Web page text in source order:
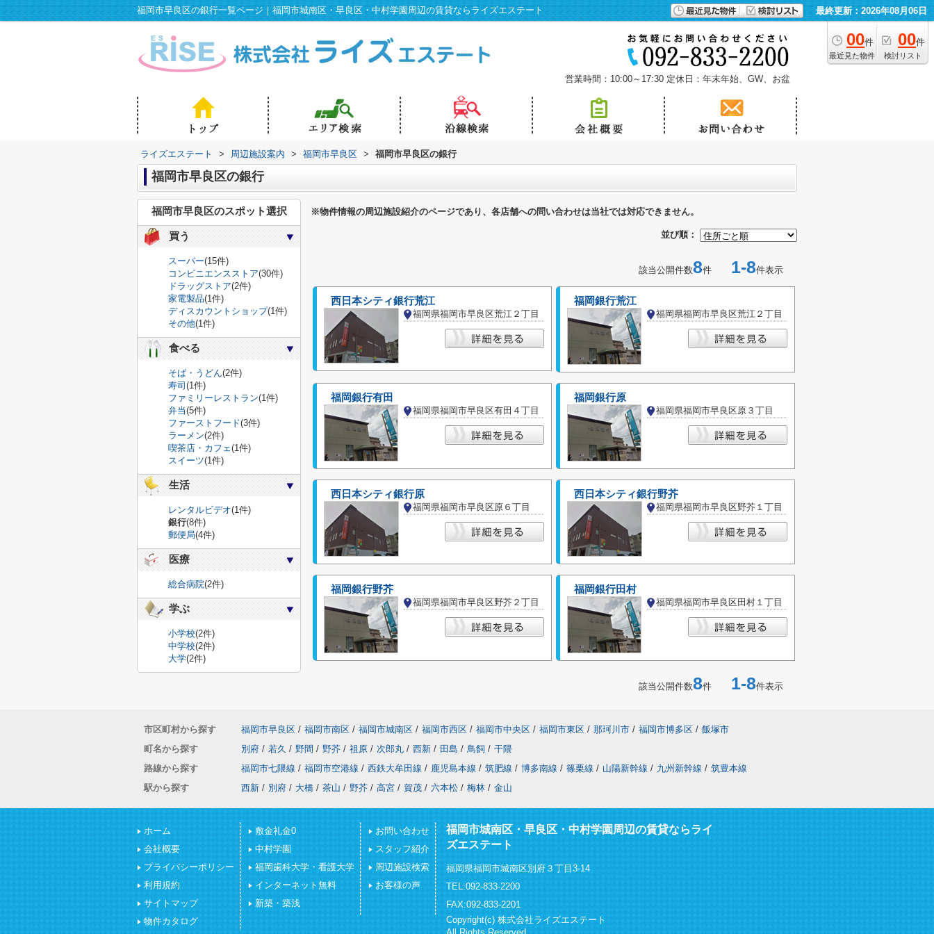
福岡市早良区の銀行一覧ページ｜福岡市城南区・早良区・中村学園周辺の賃貸ならライズエステート 最終更新：2026年08月06日
00件
最近見た物件
00件
検討リスト
営業時間：10:00～17:30 定休日：年末年始、GW、お盆
ライズエステート > 周辺施設案内 > 福岡市早良区 > 福岡市早良区の銀行
福岡市早良区の銀行
※物件情報の周辺施設紹介のページであり、各店舗への問い合わせは当社では対応できません。
並び順：
該当公開件数8件 1-8件表示
西日本シティ銀行荒江
福岡県福岡市早良区荒江２丁目
福岡銀行荒江
福岡県福岡市早良区荒江２丁目
福岡銀行有田
福岡県福岡市早良区有田４丁目
福岡銀行原
福岡県福岡市早良区原３丁目
西日本シティ銀行原
福岡県福岡市早良区原６丁目
西日本シティ銀行野芥
福岡県福岡市早良区野芥１丁目
福岡銀行野芥
福岡県福岡市早良区野芥２丁目
福岡銀行田村
福岡県福岡市早良区田村１丁目
該当公開件数8件 1-8件表示
福岡市早良区のスポット選択
買う
スーパー(15件)
コンビニエンスストア(30件)
ドラッグストア(2件)
家電製品(1件)
ディスカウントショップ(1件)
その他(1件)
食べる
そば・うどん(2件)
寿司 (1件)
ファミリーレストラン(1件)
弁当(5件)
ファーストフード(3件)
ラーメン(2件)
喫茶店・カフェ(1件)
スイーツ(1件)
生活
レンタルビデオ(1件)
銀行(8件)
郵便局(4件)
医療
総合病院(2件)
学ぶ
小学校(2件)
中学校(2件)
大学(2件)
市区町村から探す 福岡市早良区 / 福岡市南区 / 福岡市城南区 / 福岡市西区 / 福岡市中央区 / 福岡市東区 / 那珂川市 / 福岡市博多区 / 飯塚市
町名から探す
別府 / 若久 / 野間 / 野芥 / 祖原 / 次郎丸 / 西新 / 田島 / 鳥飼 / 干隈
路線から探す
福岡市七隈線 / 福岡市空港線 / 西鉄大牟田線 / 鹿児島本線 / 筑肥線 / 博多南線 / 篠栗線 / 山陽新幹線 / 九州新幹線 / 筑豊本線
駅から探す
西新 / 別府 / 大橋 / 茶山 / 野芥 / 高宮 / 賀茂 / 六本松 / 梅林 / 金山
ホーム
会社概要
プライバシーポリシー
利用規約
サイトマップ
物件カタログ
敷金礼金0
中村学園
福岡歯科大学・看護大学
インターネット無料
新築・築浅
お問い合わせ
スタッフ紹介
周辺施設検索
お客様の声
福岡市城南区・早良区・中村学園周辺の賃貸ならライ
ズエステート
福岡県福岡市城南区別府３丁目3-14
TEL:092-833-2200
FAX:092-833-2201
Copyright(c) 株式会社ライズエステート